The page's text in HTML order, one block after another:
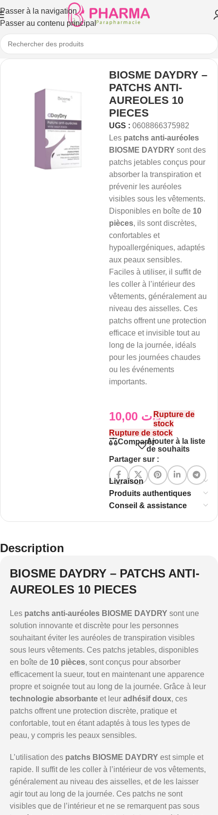
Passer à la navigation
Passer au contenu principal
BIOSME DAYDRY –
PATCHS ANTI-
AUREOLES 10
PIECES
UGS : 0608866375982
Les patchs anti-auréoles
BIOSME DAYDRY sont des
patchs jetables conçus pour
absorber la transpiration et
prévenir les auréoles
visibles sous les vêtements.
Disponibles en boîte de 10
pièces, ils sont discrètes,
confortables et
hypoallergéniques, adaptés
aux peaux sensibles.
Faciles à utiliser, il suffit de
les coller à l’intérieur des
vêtements, généralement au
niveau des aisselles. Ces
patchs offrent une protection
efficace et invisible tout au
long de la journée, idéals
pour les journées chaudes
ou les événements
importants.
د.تRupture de
stock
Rupture de stock
ComparerAjouter à la liste
de souhaits
Partager sur :
Livraison
Produits authentiques
Conseil & assistance
Description
BIOSME DAYDRY – PATCHS ANTI-
AUREOLES 10 PIECES
Les patchs anti-auréoles BIOSME DAYDRY sont une
solution innovante et discrète pour les personnes
souhaitant éviter les auréoles de transpiration visibles
sous leurs vêtements. Ces patchs jetables, disponibles
en boîte de 10 pièces, sont conçus pour absorber
efficacement la sueur, tout en maintenant une apparence
propre et soignée tout au long de la journée. Grâce à leur
technologie absorbante et leur adhésif doux, ces
patchs offrent une protection discrète, pratique et
confortable, tout en étant adaptés à tous les types de
peau, y compris les peaux sensibles.
L’utilisation des patchs BIOSME DAYDRY est simple et
rapide. Il suffit de les coller à l’intérieur de vos vêtements,
généralement au niveau des aisselles, et de les laisser
agir tout au long de la journée. Ces patchs ne sont
visibles que de l’intérieur et ne se remarquent pas sous